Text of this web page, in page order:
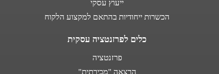
ייעוץ עסקי
הכשרות ייחודיות בהתאם למקצוע הלקוח
כלים לפרזנטציה עסקית
פרזנטציה
הרצאה "מכירתית"